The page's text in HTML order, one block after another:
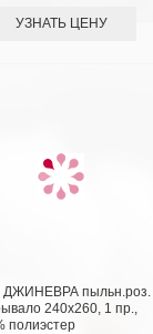
УЗНАТЬ ЦЕНУ
ДЖИНЕВРА пыльн.роз.
240х260, 1 пр.,
полиэстер